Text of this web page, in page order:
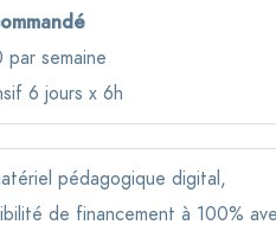
semaine
6 jours x 6h
pédagogique digital,
de financement à 100%